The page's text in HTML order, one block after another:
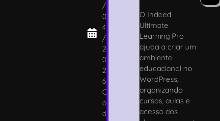
/
0
4
/
2
0
2
6
C
o
d
O Indeed
Ultimate
Learning Pro
ajuda a criar um
ambiente
educacional no
WordPress,
organizando
cursos, aulas e
acesso dos